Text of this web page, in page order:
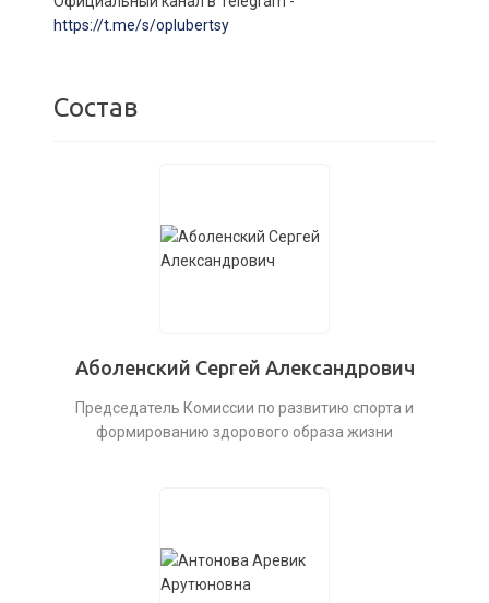
https://t.me/s/oplubertsy
Состав
Аболенский Сергей Александрович
Председатель Комиссии по развитию спорта и
формированию здорового образа жизни